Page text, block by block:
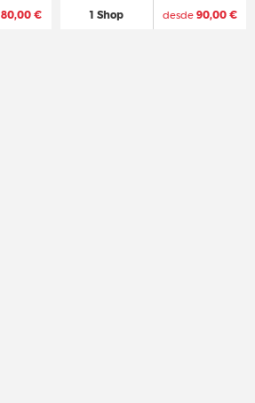
80,00 € 1 Shop desde90,00 €